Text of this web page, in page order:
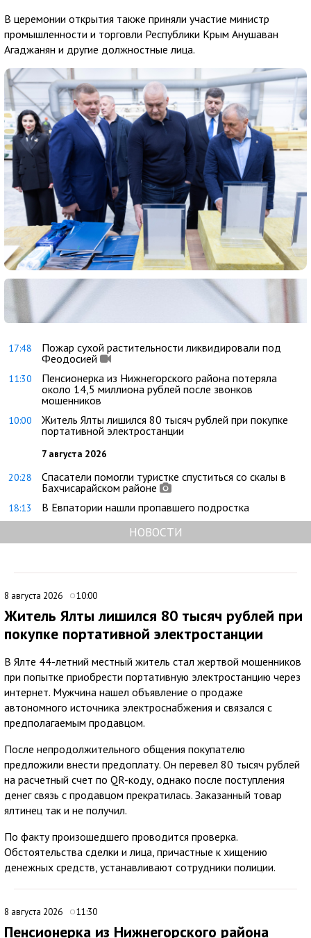
В церемонии открытия также приняли участие министр
промышленности и торговли Республики Крым Анушаван
Агаджанян и другие должностные лица.
17:48
Пожар сухой растительности ликвидировали под
Феодосией
11:30
Пенсионерка из Нижнегорского района потеряла
около 14,5 миллиона рублей после звонков
мошенников
10:00
Житель Ялты лишился 80 тысяч рублей при покупке
портативной электростанции
7 августа 2026
20:28
Спасатели помогли туристке спуститься со скалы в
Бахчисарайском районе
18:13 В Евпатории нашли пропавшего подростка
НОВОСТИ
8 августа 2026 10:00
Житель Ялты лишился 80 тысяч рублей при
покупке портативной электростанции
В Ялте 44-летний местный житель стал жертвой мошенников
при попытке приобрести портативную электростанцию через
интернет. Мужчина нашел объявление о продаже
автономного источника электроснабжения и связался с
предполагаемым продавцом.
После непродолжительного общения покупателю
предложили внести предоплату. Он перевел 80 тысяч рублей
на расчетный счет по QR-коду, однако после поступления
денег связь с продавцом прекратилась. Заказанный товар
ялтинец так и не получил.
По факту произошедшего проводится проверка.
Обстоятельства сделки и лица, причастные к хищению
денежных средств, устанавливают сотрудники полиции.
8 августа 2026 11:30
Пенсионерка из Нижнегорского района